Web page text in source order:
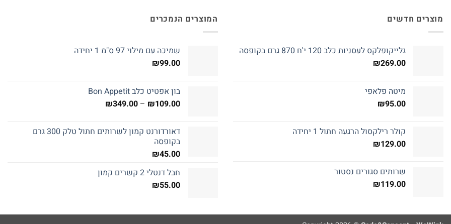
מוצרים חדשים
גלייקופלקס לעסניות כלב 120 י'ח 870 גרם בקופסה
₪269.00
מיטה פלאפי
₪95.00
קולר רילקסול הרגעה חתול 1 יחידה
₪129.00
שרותים סגורים נסטור
₪119.00
המוצרים הנמכרים
שמיכה עם מילוי 97 ס"מ 1 יחידה
₪99.00
בון אפטיט כלב Bon Appetit
₪109.00
–
₪349.00
עד
דאורדורנט קמון לשרותים חתול טלק 300 גרם
בקופסה
₪45.00
חבל דנטלי 2 קשרים קמון
₪55.00